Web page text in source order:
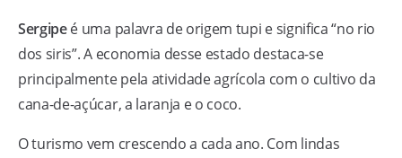
Sergipeé uma palavra de origem tupi e significa “no rio
dos siris”. A economia desse estado destaca-se
principalmente pela atividade agrícola com o cultivo da
cana-de-açúcar, a laranja e o coco.
O turismo vem crescendo a cada ano. Com lindas